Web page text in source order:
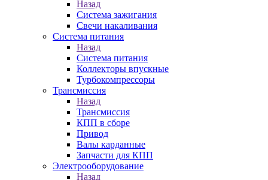
Назад
Система зажигания
Свечи накаливания
Система питания
Назад
Система питания
Коллекторы впускные
Турбокомпрессоры
Трансмиссия
Назад
Трансмиссия
КПП в сборе
Привод
Валы карданные
Запчасти для КПП
Электрооборудование
Назад